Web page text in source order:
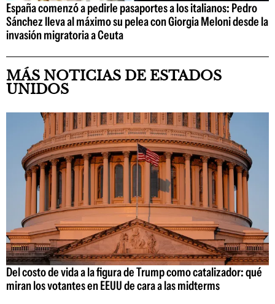
España comenzó a pedirle pasaportes a los italianos: Pedro
Sánchez lleva al máximo su pelea con Giorgia Meloni desde la
invasión migratoria a Ceuta
MÁS NOTICIAS DE ESTADOS
UNIDOS
Del costo de vida a la figura de Trump como catalizador: qué
miran los votantes en EEUU de cara a las midterms